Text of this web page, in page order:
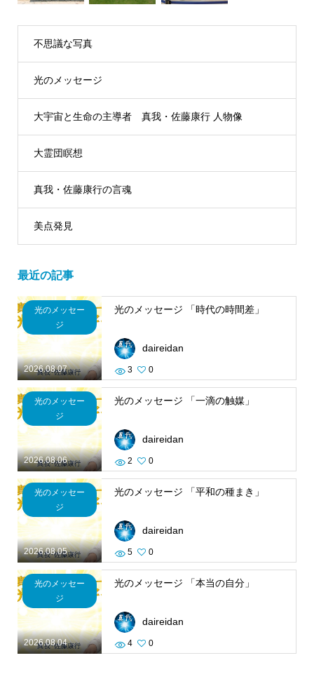
不思議な写真
光のメッセージ
大宇宙と生命の主導者 真我・佐藤康行 人物像
大霊団瞑想
真我・佐藤康行の言魂
美点発見
最近の記事
2026.08.07
光のメッセー
ジ
光のメッセージ 「時代の時間差」
daireidan
3 0
2026.08.06
光のメッセー
ジ
光のメッセージ 「一滴の触媒」
daireidan
2 0
2026.08.05
光のメッセー
ジ
光のメッセージ 「平和の種まき」
daireidan
5 0
2026.08.04
光のメッセー
ジ
光のメッセージ 「本当の自分」
daireidan
4 0